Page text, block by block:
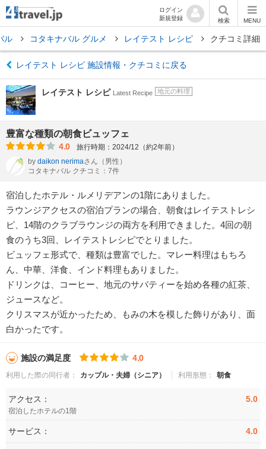
ログイン
新規登録
検索 MENU
ル コタキナバル グルメ レイテスト レシピ クチコミ詳細
レイテスト レシピ 施設情報・クチコミに戻る
レイテスト レシピ Latest Recipe 地元の料理
豊富な種類の朝食ビュッフェ
4.0
旅行時期：2024/12（約2年前）
by daikon nerimaさん （男性）
コタキナバル クチコミ：7件
宿泊したホテル・ルメリデアンの1階にありました。
ラウンジアクセスの宿泊プランの場合、朝食はレイテストレシ
ピ、14階のクラブラウンジの両方を利用できました。4回の朝
食のうち3回、レイテストレシピでとりました。
ビュッフェ形式で、種類は豊富でした。マレー料理はもちろ
ん、中華、洋食、インド料理もありました。
ドリンクは、コーヒー、地元のサバティーを始め各種の紅茶、
ジュースなど。
クリスマスが近かったため、もみの木を模した飾りがあり、面
白かったです。
施設の満足度 4.0
利用した際の同行者： カップル・夫婦（シニア） 利用形態： 朝食
アクセス： 5.0
宿泊したホテルの1階
サービス： 4.0